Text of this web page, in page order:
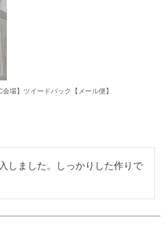
場】ツイードバック【メール便】
しました。しっかりした作りで